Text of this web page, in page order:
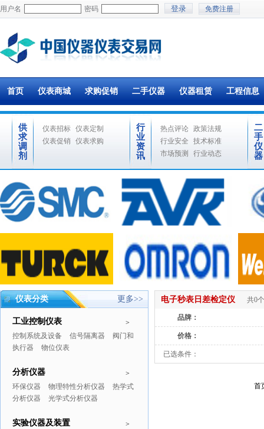
用户名 密码 免费注册
首页 仪表商城 求购促销 二手仪器 仪器租赁 工程信息
供
求
调
剂
仪表招标 仪表定制
仪表促销
仪表求购
行
业
资
讯
热点评论 政策法规
行业安全
技术标准
市场预测
行业动态
二
手
仪
器
仪表分类 更多>>
>
工业控制仪表
控制系统及设备 信号隔离器
阀门和
执行器
物位仪表
>
分析仪器
环保仪器 物理特性分析仪器
热学式
分析仪器
光学式分析仪器
>
实验仪器及装置
电子秒表日差检定仪 共0
品牌：
价格：
已选条件：
首